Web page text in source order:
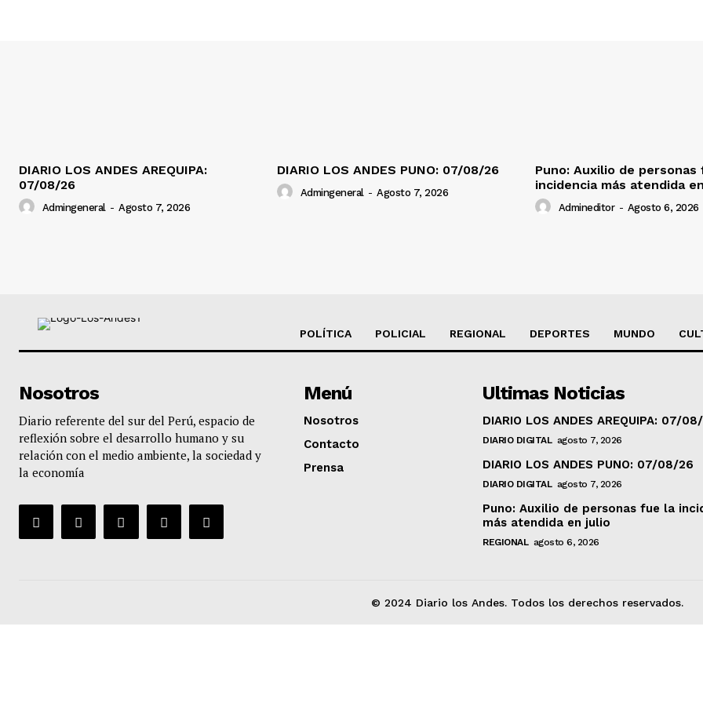
DIARIO LOS ANDES AREQUIPA:
07/08/26
Admingeneral - Agosto 7, 2026
DIARIO LOS ANDES PUNO: 07/08/26
Admingeneral - Agosto 7, 2026
Puno: Auxilio de personas
incidencia más atendida
Admineditor - Agosto 6, 2026
POLÍTICA POLICIAL REGIONAL DEPORTES MUNDO
Nosotros
Diario referente del sur del Perú, espacio de
reflexión sobre el desarrollo humano y su
relación con el medio ambiente, la sociedad y
la economía
Menú
Nosotros
Contacto
Prensa
Ultimas Noticias
DIARIO LOS ANDES AREQUIPA: 07/
DIARIO DIGITAL agosto 7, 2026
DIARIO LOS ANDES PUNO: 07/08/26
DIARIO DIGITAL agosto 7, 2026
Puno: Auxilio de personas fue la
más atendida en julio
REGIONAL agosto 6, 2026
© 2024 Diario los Andes. Todos los derechos reservados.